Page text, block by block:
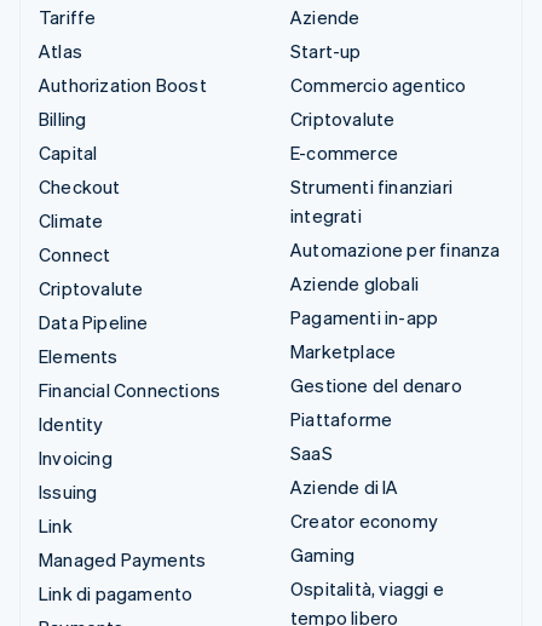
Tariffe
Atlas
Authorization Boost
Billing
Capital
Checkout
Climate
Connect
Criptovalute
Data Pipeline
Elements
Financial Connections
Identity
Invoicing
Issuing
Link
Managed Payments
Link di pagamento
Aziende
Start-up
Commercio agentico
Criptovalute
E-commerce
Strumenti finanziari
integrati
Automazione per finanza
Aziende globali
Pagamenti in-app
Marketplace
Gestione del denaro
Piattaforme
SaaS
Aziende di IA
Creator economy
Gaming
Ospitalità, viaggi e
tempo libero